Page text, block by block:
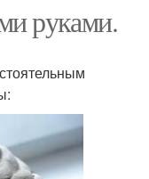
руками.